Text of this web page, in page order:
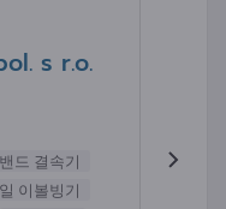
s r.o.
밴드 결속기
이볼빙기